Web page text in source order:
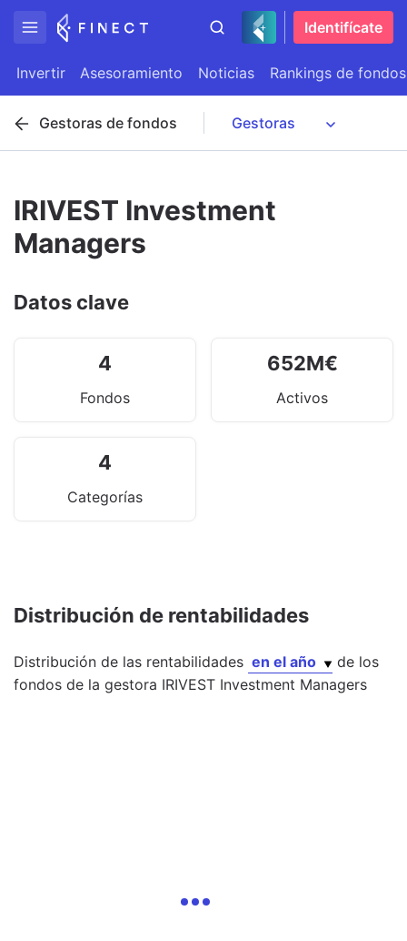
Identifícate
Invertir Asesoramiento Noticias Rankings de fondos
Gestoras de fondos
IRIVEST Investment
Managers
Datos clave
4
Fondos
652M€
Activos
4
Categorías
Distribución de rentabilidades
Distribución de las rentabilidades en el año
de los
fondos de la gestora IRIVEST Investment Managers